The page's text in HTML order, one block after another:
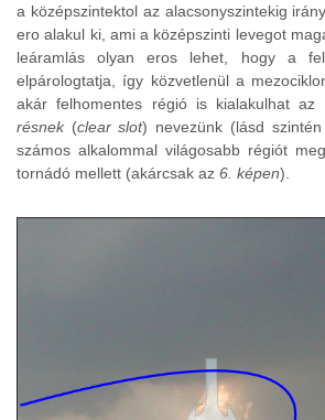
a középszintektol az alacsonyszintekig
ero alakul ki, ami a középszinti levegot
leáramlás olyan eros lehet, hogy a
elpárologtatja, így közvetlenül a
akár felhomentes régió is kialakulhat az
résnek(clear slot) nevezünk (lásd
számos alkalommal világosabb régiót
tornádó mellett (akárcsak az 6. képen).